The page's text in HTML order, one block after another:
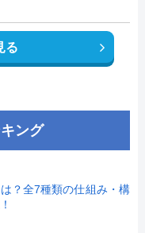
る
ング
？全7種類の仕組み・構